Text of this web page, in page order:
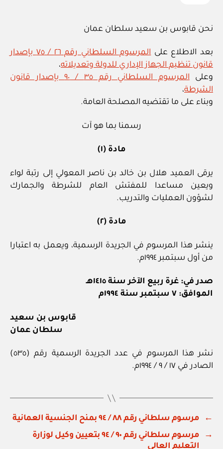
نحن قابوس بن سعيد سلطان عمان
بعد الاطلاع على
المرسوم السلطاني رقم ٢٦ / ٧٥ بإصدار
قانون تنظيم الجهاز الإداري للدولة وتعديلاته،
وعلى
المرسوم السلطاني رقم ٣٥ / ٩٠ بإصدار قانون
الشرطة،
وبناء على ما تقتضيه المصلحة العامة.
رسمنا بما هو آت
مادة (١)
يرقى العميد هلال بن خالد بن ناصر المعولي إلى رتبة لواء
ويعين مساعدا للمفتش العام للشرطة والجمارك
لشؤون العمليات والتدريب.
مادة (٢)
ينشر هذا المرسوم في الجريدة الرسمية، ويعمل به اعتبارا
من أول سبتمبر ١٩٩٤م.
صدر في: غرة ربيع الآخر سنة ١٤١٥هـ
الموافق: ٧ سبتمبر سنة ١٩٩٤م
قابوس بن سعيد
سلطان عمان
نشر هذا المرسوم في عدد الجريدة الرسمية رقم (٥٣٥)
الصادر في ١٧ / ٩ / ١٩٩٤م.
←
مرسوم سلطاني رقم ٨٨ / ٩٤ بمنح الجنسية العمانية
→
مرسوم سلطاني رقم ٩٠ / ٩٤ بتعيين وكيل لوزارة
التعليم العالي